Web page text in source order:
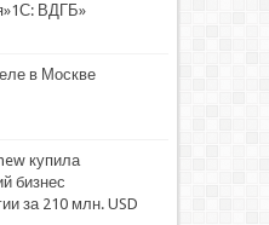
ВДГБ»
в Москве
купила
бизнес
за 210 млн. USD